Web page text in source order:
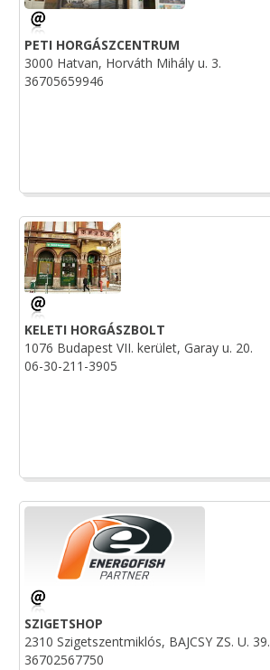
PETI HORGÁSZCENTRUM
3000 Hatvan, Horváth Mihály u. 3.
36705659946
KELETI HORGÁSZBOLT
1076 Budapest VII. kerület, Garay u. 20.
06-30-211-3905
SZIGETSHOP
2310 Szigetszentmiklós, BAJCSY ZS. U. 39.
36702567750